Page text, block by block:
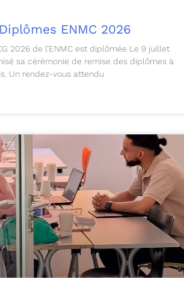
ENMC 2026
2026 de l’ENMC est diplômée Le 9 juillet
sa cérémonie de remise des diplômes à
Un rendez-vous attendu